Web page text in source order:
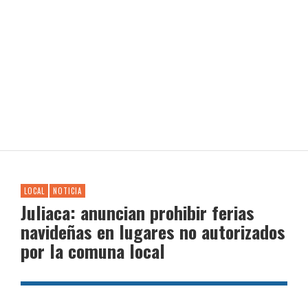
LOCAL NOTICIA
Juliaca: anuncian prohibir ferias
navideñas en lugares no autorizados
por la comuna local